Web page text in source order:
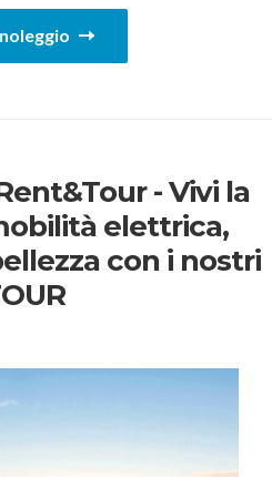
- Vivi la
elettrica,
con i nostri